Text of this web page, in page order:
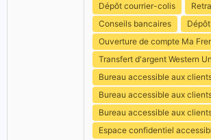
Dépôt courrier-colis
Conseils bancaires
Ouverture de compte Ma
Transfert d'argent Western
Bureau accessible aux
Bureau accessible aux
Bureau accessible aux
Espace confidentiel